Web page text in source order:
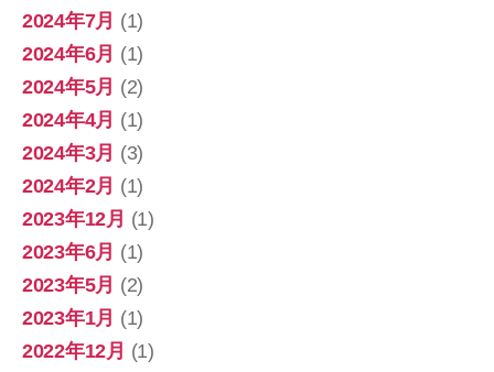
2024年7月 (1)
2024年6月 (1)
2024年5月 (2)
2024年4月 (1)
2024年3月 (3)
2024年2月 (1)
2023年12月 (1)
2023年6月 (1)
2023年5月 (2)
2023年1月 (1)
2022年12月 (1)